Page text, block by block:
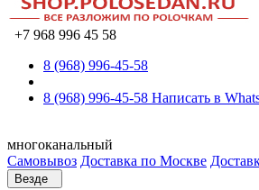
+7 968 996 45 58
8 (968) 996-45-58
8 (968) 996-45-58 Написать в
многоканальный
Самовывоз Доставка по Москве
Везде